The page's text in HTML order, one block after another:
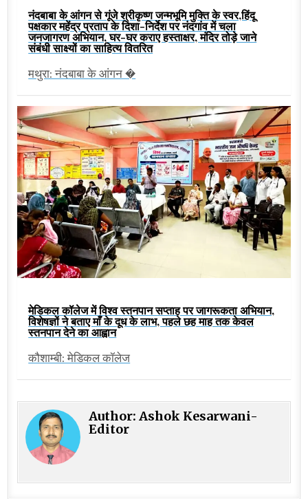
नंदबाबा के आंगन से गूंजे श्रीकृष्ण जन्मभूमि मुक्ति के स्वर,हिंदू
पक्षकार महेंद्र प्रताप के दिशा-निर्देश पर नंदगांव में चला
जनजागरण अभियान, घर-घर कराए हस्ताक्षर, मंदिर तोड़े जाने
संबंधी साक्ष्यों का साहित्य वितरित
मथुरा: नंदबाबा के आंगन �
मेडिकल कॉलेज में विश्व स्तनपान सप्ताह पर जागरूकता अभियान,
विशेषज्ञों ने बताए माँ के दूध के लाभ, पहले छह माह तक केवल
स्तनपान देने का आह्वान
कौशाम्बी: मेडिकल कॉलेज
Author:Ashok Kesarwani-
Editor